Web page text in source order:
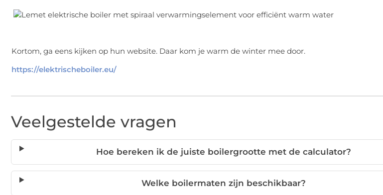
Kortom, ga eens kijken op hun website. Daar kom je warm de winter mee door.
https://elektrischeboiler.eu/
Veelgestelde vragen
Hoe bereken ik de juiste boilergrootte met de calculator?
Welke boilermaten zijn beschikbaar?